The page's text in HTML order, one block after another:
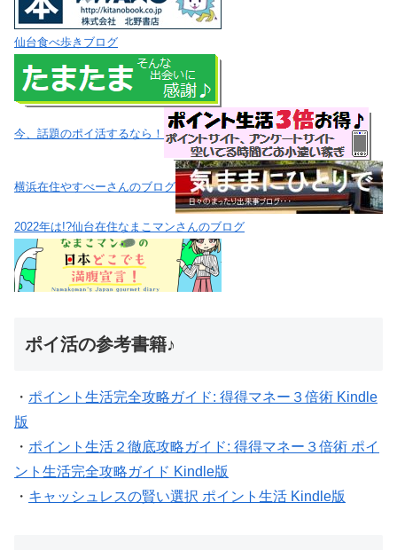
仙台食べ歩きブログ
今、話題のポイ活するなら！
横浜在住やすべーさんのブログ
2022年は!?仙台在住なまこマンさんのブログ
ポイ活の参考書籍♪
・ ポイント生活完全攻略ガイド: 得得マネー３倍術 Kindle
版
・ ポイント生活２徹底攻略ガイド: 得得マネー３倍術 ポイ
ント生活完全攻略ガイド Kindle版
・ キャッシュレスの賢い選択 ポイント生活 Kindle版